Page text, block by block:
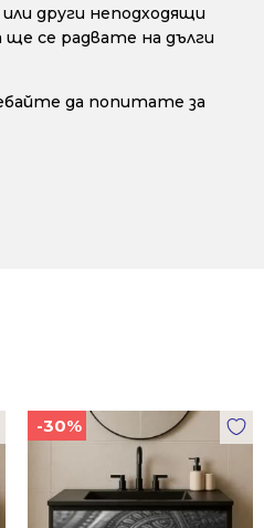
други неподходящи
се радвате на дълги
да попитате за
-30%